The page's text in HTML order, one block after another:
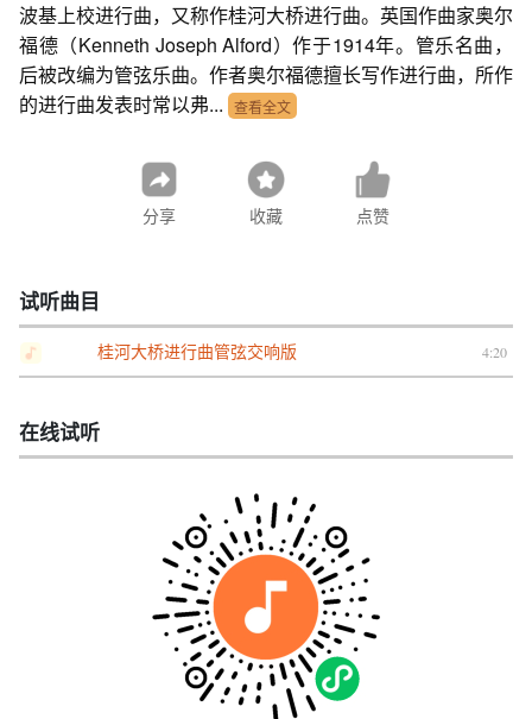
波基上校进行曲，又称作桂河大桥进行曲。英国作曲家奥尔
福德（Kenneth Joseph Alford）作于1914年。管乐名曲，
后被改编为管弦乐曲。作者奥尔福德擅长写作进行曲，所作
的进行曲发表时常以弗... 查看全文
分享 收藏 点赞
试听曲目
桂河大桥进行曲管弦交响版 4:20
在线试听